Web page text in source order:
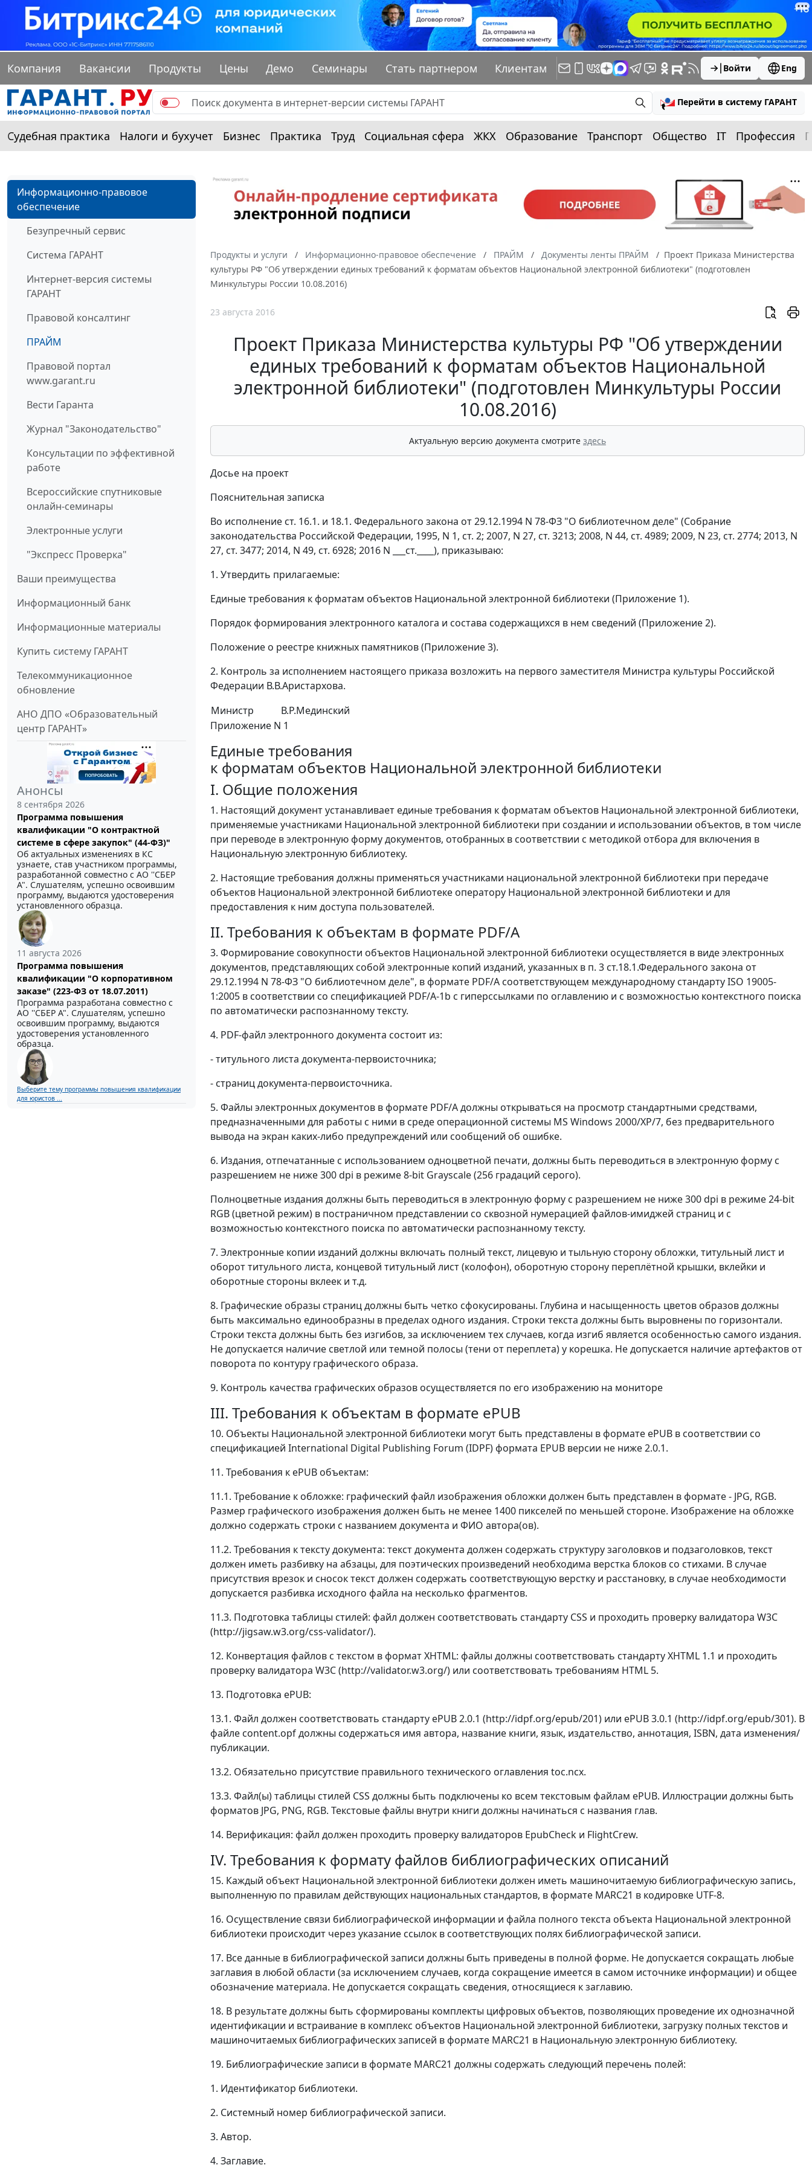
Компания Вакансии Продукты Цены Демо Семинары Стать партнером Клиентам Войти Eng
Перейти в систему ГАРАНТ
Судебная практика Налоги и бухучет Бизнес Практика Труд Социальная сфера ЖКХ Образование Транспорт Общество IT Профессия
Информационно-правовое
обеспечение
Безупречный сервис
Система ГАРАНТ
Интернет-версия системы
ГАРАНТ
Правовой консалтинг
ПРАЙМ
Правовой портал
www.garant.ru
Вести Гаранта
Журнал "Законодательство"
Консультации по эффективной
работе
Всероссийские спутниковые
онлайн-семинары
Электронные услуги
"Экспресс Проверка"
Ваши преимущества
Информационный банк
Информационные материалы
Купить систему ГАРАНТ
Телекоммуникационное
обновление
АНО ДПО «Образовательный
центр ГАРАНТ»
Анонсы
8 сентября 2026
Программа повышения
квалификации "О контрактной
системе в сфере закупок" (44-ФЗ)"
Об актуальных изменениях в КС
узнаете, став участником программы,
разработанной совместно с АО ''СБЕР
А". Слушателям, успешно освоившим
программу, выдаются удостоверения
установленного образца.
11 августа 2026
Программа повышения
квалификации "О корпоративном
заказе" (223-ФЗ от 18.07.2011)
Программа разработана совместно с
АО ''СБЕР А". Слушателям, успешно
освоившим программу, выдаются
удостоверения установленного
образца.
Выберите тему программы повышения квалификации
для юристов ...
Продукты и услуги Информационно-правовое обеспечение ПРАЙМ Документы ленты ПРАЙМ
Проект Приказа Министерства
культуры РФ "Об утверждении единых требований к форматам объектов Национальной электронной библиотеки" (подготовлен
Минкультуры России 10.08.2016)
23 августа 2016
Проект Приказа Министерства культуры РФ "Об утверждении
единых требований к форматам объектов Национальной
электронной библиотеки" (подготовлен Минкультуры России
10.08.2016)
Актуальную версию документа смотрите здесь
Досье на проект
Пояснительная записка
Во исполнение ст. 16.1. и 18.1. Федерального закона от 29.12.1994 N 78-ФЗ "О библиотечном деле" (Собрание
законодательства Российской Федерации, 1995, N 1, ст. 2; 2007, N 27, ст. 3213; 2008, N 44, ст. 4989; 2009, N 23, ст. 2774; 2013, N
27, ст. 3477; 2014, N 49, ст. 6928; 2016 N ___ст.____), приказываю:
1. Утвердить прилагаемые:
Единые требования к форматам объектов Национальной электронной библиотеки (Приложение 1).
Порядок формирования электронного каталога и состава содержащихся в нем сведений (Приложение 2).
Положение о реестре книжных памятников (Приложение 3).
2. Контроль за исполнением настоящего приказа возложить на первого заместителя Министра культуры Российской
Федерации В.В.Аристархова.
Министр
В.Р.Мединский
Приложение N 1
Единые требования
к форматам объектов Национальной электронной библиотеки
I. Общие положения
1. Настоящий документ устанавливает единые требования к форматам объектов Национальной электронной библиотеки,
применяемые участниками Национальной электронной библиотеки при создании и использовании объектов, в том числе
при переводе в электронную форму документов, отобранных в соответствии с методикой отбора для включения в
Национальную электронную библиотеку.
2. Настоящие требования должны применяться участниками национальной электронной библиотеки при передаче
объектов Национальной электронной библиотеке оператору Национальной электронной библиотеки и для
предоставления к ним доступа пользователей.
II. Требования к объектам в формате PDF/А
3. Формирование совокупности объектов Национальной электронной библиотеки осуществляется в виде электронных
документов, представляющих собой электронные копий изданий, указанных в п. 3 ст.18.1.Федерального закона от
29.12.1994 N 78-ФЗ "О библиотечном деле", в формате PDF/А соответствующем международному стандарту ISO 19005-
1:2005 в соответствии со спецификацией PDF/A-1b с гиперссылками по оглавлению и с возможностью контекстного поиска
по автоматически распознанному тексту.
4. PDF-файл электронного документа состоит из:
- титульного листа документа-первоисточника;
- страниц документа-первоисточника.
5. Файлы электронных документов в формате PDF/A должны открываться на просмотр стандартными средствами,
предназначенными для работы с ними в среде операционной системы MS Windows 2000/XP/7, без предварительного
вывода на экран каких-либо предупреждений или сообщений об ошибке.
6. Издания, отпечатанные с использованием одноцветной печати, должны быть переводиться в электронную форму с
разрешением не ниже 300 dpi в режиме 8-bit Grayscale (256 градаций серого).
Полноцветные издания должны быть переводиться в электронную форму с разрешением не ниже 300 dpi в режиме 24-bit
RGB (цветной режим) в постраничном представлении со сквозной нумерацией файлов-имиджей страниц и с
возможностью контекстного поиска по автоматически распознанному тексту.
7. Электронные копии изданий должны включать полный текст, лицевую и тыльную сторону обложки, титульный лист и
оборот титульного листа, концевой титульный лист (колофон), оборотную сторону переплётной крышки, вклейки и
оборотные стороны вклеек и т.д.
8. Графические образы страниц должны быть четко сфокусированы. Глубина и насыщенность цветов образов должны
быть максимально единообразны в пределах одного издания. Строки текста должны быть выровнены по горизонтали.
Строки текста должны быть без изгибов, за исключением тех случаев, когда изгиб является особенностью самого издания.
Не допускается наличие светлой или темной полосы (тени от переплета) у корешка. Не допускается наличие артефактов от
поворота по контуру графического образа.
9. Контроль качества графических образов осуществляется по его изображению на мониторе
III. Требования к объектам в формате еPUB
10. Объекты Национальной электронной библиотеки могут быть представлены в формате еPUB в соответствии со
спецификацией International Digital Publishing Forum (IDPF) формата EPUB версии не ниже 2.0.1.
11. Требования к еPUB объектам:
11.1. Требование к обложке: графический файл изображения обложки должен быть представлен в формате - JPG, RGB.
Размер графического изображения должен быть не менее 1400 пикселей по меньшей стороне. Изображение на обложке
должно содержать строки с названием документа и ФИО автора(ов).
11.2. Требования к тексту документа: текст документа должен содержать структуру заголовков и подзаголовков, текст
должен иметь разбивку на абзацы, для поэтических произведений необходима верстка блоков со стихами. В случае
присутствия врезок и сносок текст должен содержать соответствующую верстку и расстановку, в случае необходимости
допускается разбивка исходного файла на несколько фрагментов.
11.3. Подготовка таблицы стилей: файл должен соответствовать стандарту CSS и проходить проверку валидатора W3C
(http://jigsaw.w3.org/css-validator/).
12. Конвертация файлов с текстом в формат XHTML: файлы должны соответствовать стандарту XHTML 1.1 и проходить
проверку валидатора W3C (http://validator.w3.org/) или соответствовать требованиям HTML 5.
13. Подготовка еPUB:
13.1. Файл должен соответствовать стандарту ePUB 2.0.1 (http://idpf.org/epub/201) или ePUB 3.0.1 (http://idpf.org/epub/301). В
файле content.opf должны содержаться имя автора, название книги, язык, издательство, аннотация, ISBN, дата изменения/
публикации.
13.2. Обязательно присутствие правильного технического оглавления toc.ncx.
13.3. Файл(ы) таблицы стилей CSS должны быть подключены ко всем текстовым файлам ePUB. Иллюстрации должны быть
форматов JPG, PNG, RGB. Текстовые файлы внутри книги должны начинаться с названия глав.
14. Верификация: файл должен проходить проверку валидаторов EpubCheck и FlightCrew.
IV. Требования к формату файлов библиографических описаний
15. Каждый объект Национальной электронной библиотеки должен иметь машиночитаемую библиографическую запись,
выполненную по правилам действующих национальных стандартов, в формате MARC21 в кодировке UTF-8.
16. Осуществление связи библиографической информации и файла полного текста объекта Национальной электронной
библиотеки происходит через указание ссылок в соответствующих полях библиографической записи.
17. Все данные в библиографической записи должны быть приведены в полной форме. Не допускается сокращать любые
заглавия в любой области (за исключением случаев, когда сокращение имеется в самом источнике информации) и общее
обозначение материала. Не допускается сокращать сведения, относящиеся к заглавию.
18. В результате должны быть сформированы комплекты цифровых объектов, позволяющих проведение их однозначной
идентификации и встраивание в комплекс объектов Национальной электронной библиотеки, загрузку полных текстов и
машиночитаемых библиографических записей в формате MARC21 в Национальную электронную библиотеку.
19. Библиографические записи в формате MARC21 должны содержать следующий перечень полей:
1. Идентификатор библиотеки.
2. Системный номер библиографической записи.
3. Автор.
4. Заглавие.